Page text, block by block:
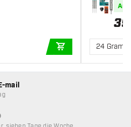
IN DEN
Auf
39
24 Gramm
mail
nicht verfügbar